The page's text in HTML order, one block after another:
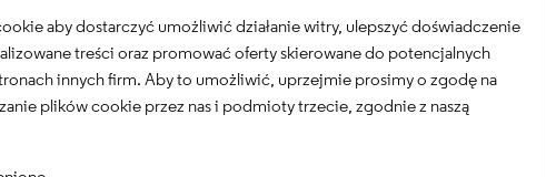
BetterRegulation zbudowało produkcyjne szablony promptów, które
dokumentów, organizacje, obszary tematyczne i obowiązki prawne z
prawnych, skracając czas ręcznej korekty z 15 do 3 minut na dokument.
aby dostarczyć umożliwić działanie witry, ulepszyć doświadczenie
treści oraz promować oferty skierowane do potencjalnych
innych firm. Aby to umożliwić, uprzejmie prosimy o zgodę na
plików cookie przez nas i podmioty trzecie, zgodnie z naszą